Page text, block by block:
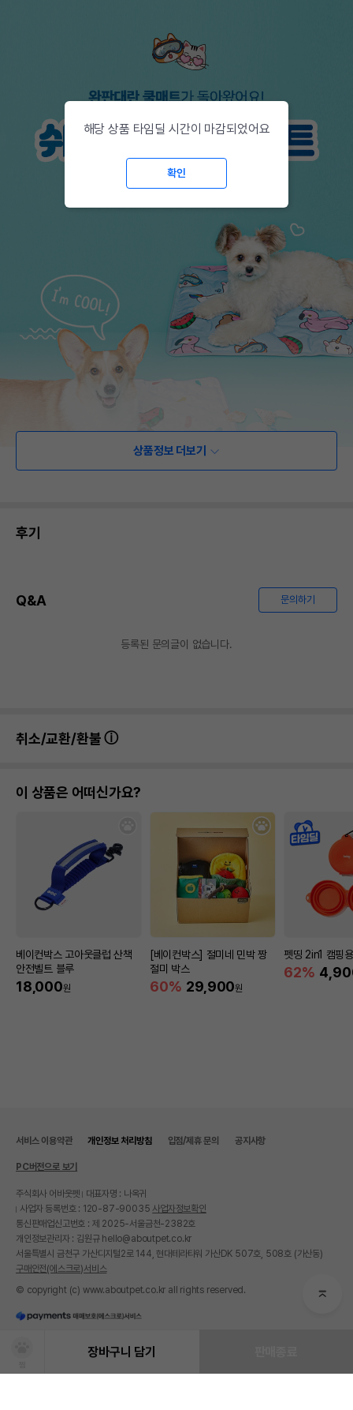
상품정보 더보기
후기
Q&A 문의하기
등록된 문의글이 없습니다.
취소/교환/환불
이 상품은 어떠신가요?
베이컨박스 고아웃클럽 산책
안전벨트 블루
18,000원
[베이컨박스] 절미네 민박 짱
절미 박스
60% 29,900원
펫띵 2in1 캠핑
62%
장바구니 담기
서비스 이용약관 개인정보 처리방침 입점/제휴 문의 공지사항
PC버전으로 보기
주식회사 어바웃펫
대표자명 : 나옥귀
사업자 등록번호 : 120-87-90035 사업자정보확인
통신판매업신고번호 : 제 2025-서울금천-2382호
개인정보관리자 : 김원규 hello@aboutpet.co.kr
서울특별시 금천구 가산디지털2로 144, 현대테라타워 가산DK 507호, 508호 (가산동)
구매안전(에스크로)서비스
© copyright (c) www.aboutpet.co.kr all rights reserved.
해당 상품 타임딜 시간이 마감되었어요
확인